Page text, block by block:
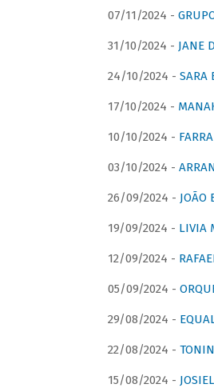
07/11/2024 -
31/10/2024 - JANE
24/10/2024 -
17/10/2024 -
10/10/2024 -
03/10/2024 -
26/09/2024 - JOÃO
19/09/2024 - LIVIA
12/09/2024 -
05/09/2024 -
29/08/2024 -
22/08/2024 -
15/08/2024 -